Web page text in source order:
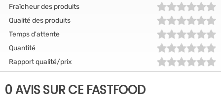
Fraîcheur des produits
Qualité des produits
Temps d'attente
Quantité
Rapport qualité/prix
0 AVIS SUR CE FASTFOOD